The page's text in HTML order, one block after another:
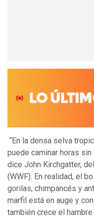
“En la densa selva
puede caminar horas sin
dice John Kirchgatter,
(WWF). En realidad, el
gorilas, chimpancés y
marfil está en auge y
también crece el